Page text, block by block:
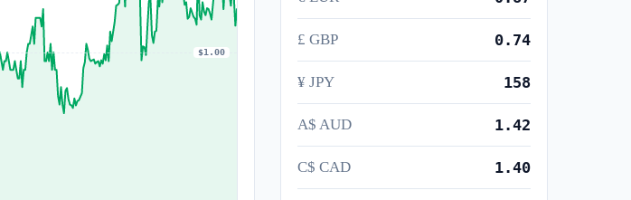
$1.00
£ GBP 0.74
¥ JPY 158
A$ AUD 1.42
C$ CAD 1.40